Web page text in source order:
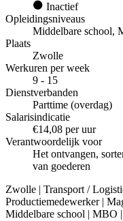
Inactief
Opleidingsniveaus
Middelbare school,
Plaats
Zwolle
Werkuren per week
9 - 15
Dienstverbanden
Parttime (overdag)
Salarisindicatie
€14,08 per uur
Verantwoordelijk voor
Het ontvangen,
van goederen
Zwolle | Transport /
Productiemedewerker |
Middelbare school | MBO